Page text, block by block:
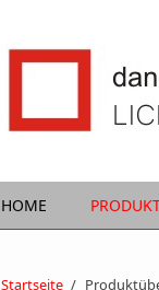
HOME
Startseite /